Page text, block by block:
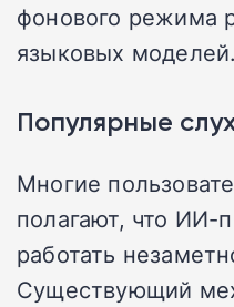
фонового режима
языковых моделей.
Популярные
Многие
полагают, что
работать
Существующий